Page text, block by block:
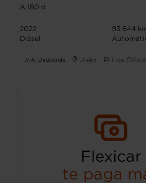
A 180 d
2022
93.644
Diésel
I.V.A. Deducible Jaén - PI Los
Flexicar
te paga